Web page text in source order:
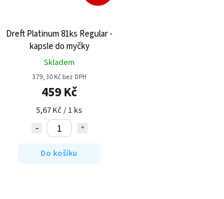
Dreft Platinum 81ks Regular -
kapsle do myčky
Skladem
379,30 Kč bez DPH
459 Kč
5,67 Kč / 1 ks
Do košíku